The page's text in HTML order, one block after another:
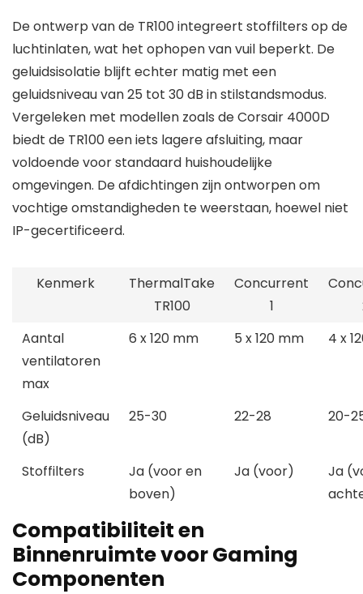
De ontwerp van de TR100 integreert stoffilters op de
luchtinlaten, wat het ophopen van vuil beperkt. De
geluidsisolatie blijft echter matig met een
geluidsniveau van 25 tot 30 dB in stilstandsmodus.
Vergeleken met modellen zoals de Corsair 4000D
biedt de TR100 een iets lagere afsluiting, maar
voldoende voor standaard huishoudelijke
omgevingen. De afdichtingen zijn ontworpen om
vochtige omstandigheden te weerstaan, hoewel niet
IP-gecertificeerd.
Kenmerk
ThermalTake
TR100
Concurrent
1
Aantal
ventilatoren
max
6 x 120 mm 5 x 120 mm 4 x
Geluidsniveau
(dB)
25-30 22-28 20-
Stoffilters
Ja (voor en
boven)
Ja (voor)
Ja
Compatibiliteit en
Binnenruimte voor Gaming
Componenten